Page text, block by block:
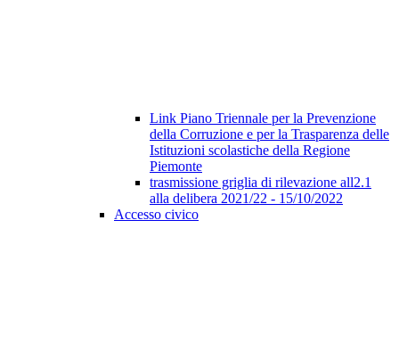
Link Piano Triennale per la Prevenzione
della Corruzione e per la Trasparenza delle
Istituzioni scolastiche della Regione
Piemonte
trasmissione griglia di rilevazione all2.1
alla delibera 2021/22 - 15/10/2022
Accesso civico